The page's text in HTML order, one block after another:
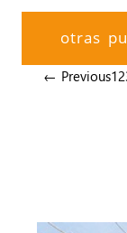
otras
← Previous12